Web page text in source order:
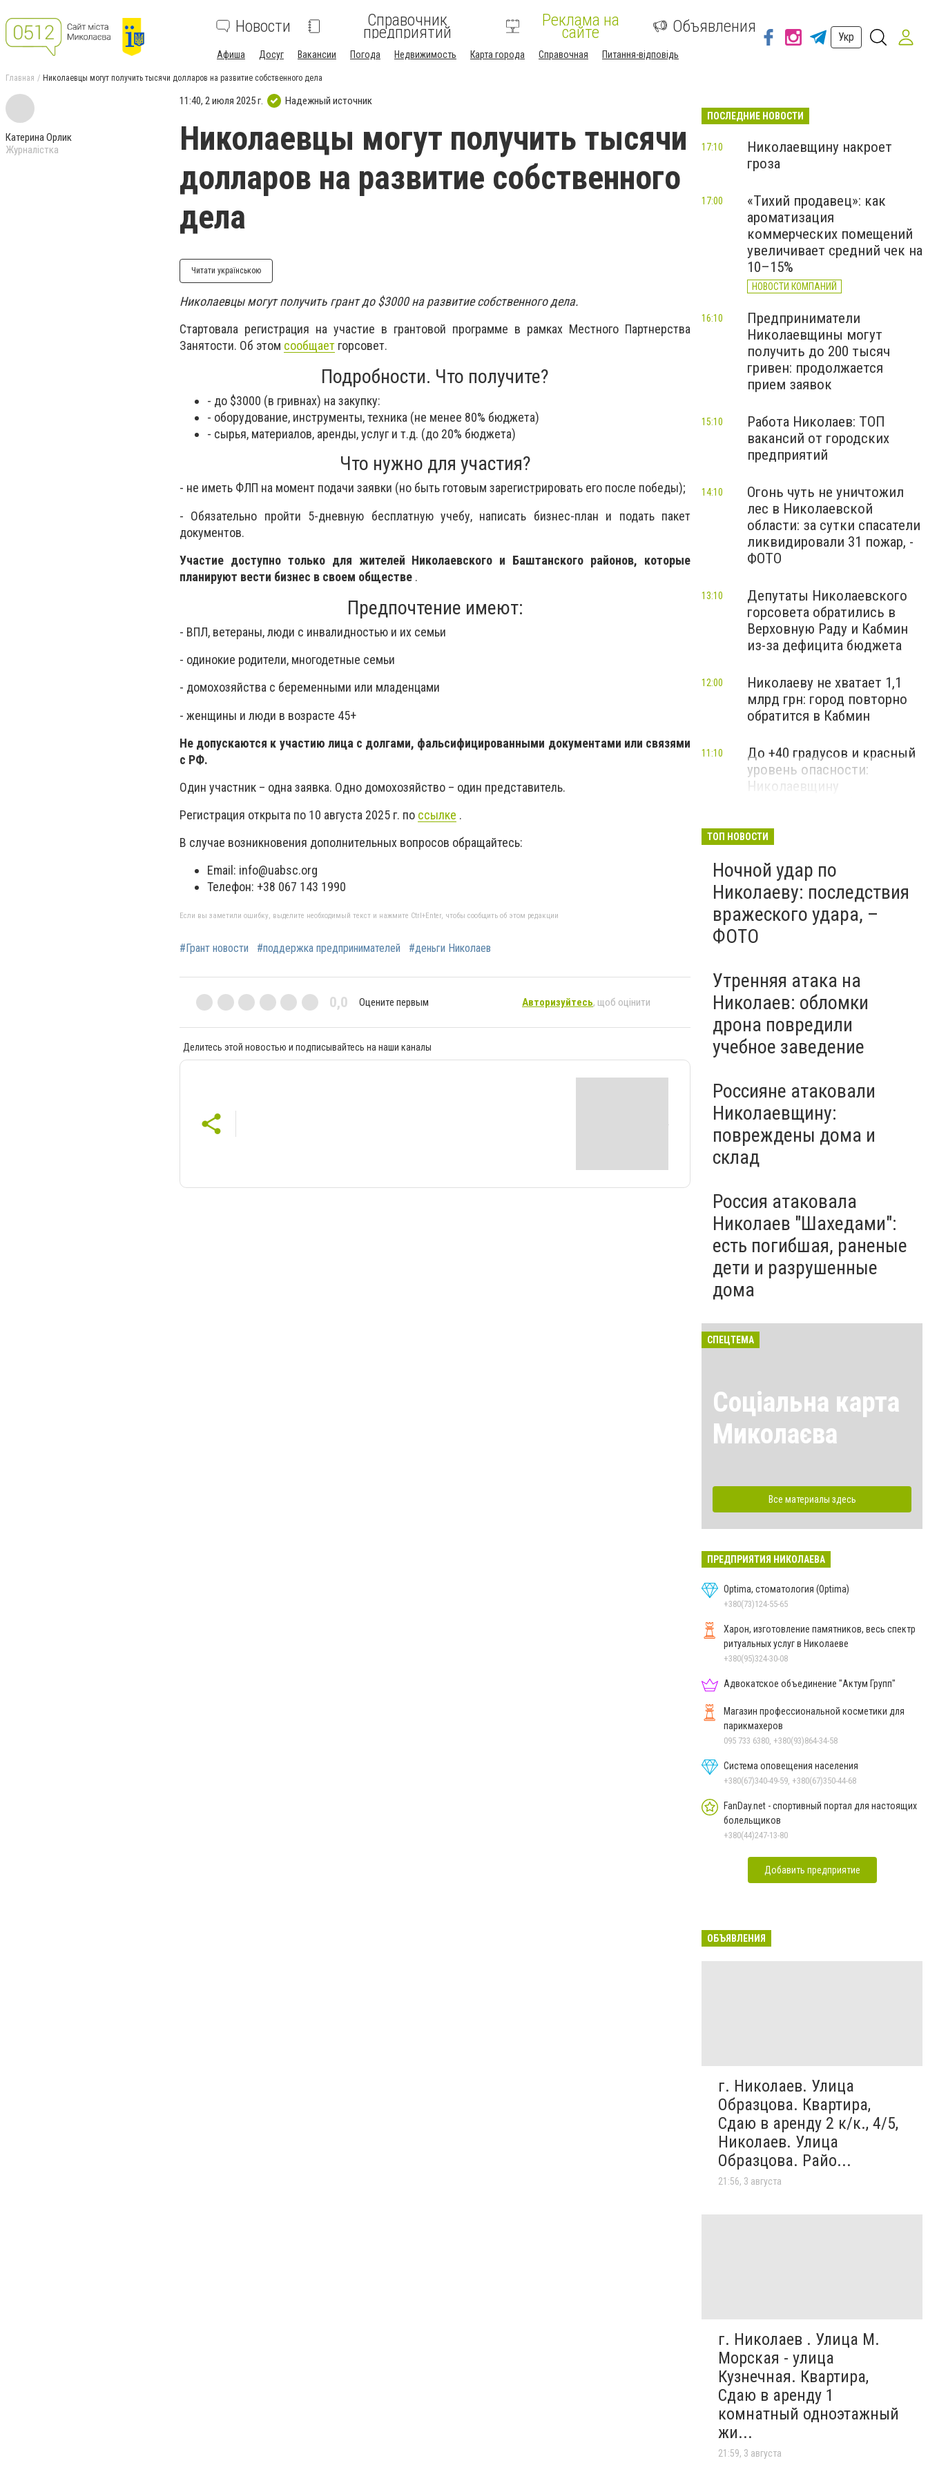
Новости Справочник
предприятий
Реклама на
сайте Объявления
Афиша Досуг Вакансии Погода Недвижимость Карта города Справочная Питання-відповідь
Укр
Главная Николаевцы могут получить тысячи долларов на развитие собственного дела
Катерина Орлик
Журналістка
11:40, 2 июля 2025 г. Надежный источник
Николаевцы могут получить тысячи
долларов на развитие собственного
дела
Читати українською
Николаевцы могут получить грант до $3000 на развитие собственного дела.
Стартовала регистрация на участие в грантовой программе в рамках Местного Партнерства
Занятости. Об этом сообщает горсовет.
Подробности. Что получите?
- до $3000 (в гривнах) на закупку:
- оборудование, инструменты, техника (не менее 80% бюджета)
- сырья, материалов, аренды, услуг и т.д. (до 20% бюджета)
Что нужно для участия?
- не иметь ФЛП на момент подачи заявки (но быть готовым зарегистрировать его после победы);
- Обязательно пройти 5-дневную бесплатную учебу, написать бизнес-план и подать пакет
документов.
Участие доступно только для жителей Николаевского и Баштанского районов, которые
планируют вести бизнес в своем обществе .
Предпочтение имеют:
- ВПЛ, ветераны, люди с инвалидностью и их семьи
- одинокие родители, многодетные семьи
- домохозяйства с беременными или младенцами
- женщины и люди в возрасте 45+
Не допускаются к участию лица с долгами, фальсифицированными документами или связями
с РФ.
Один участник – одна заявка. Одно домохозяйство – один представитель.
Регистрация открыта по 10 августа 2025 г. по ссылке .
В случае возникновения дополнительных вопросов обращайтесь:
Email: info@uabsc.org
Телефон: +38 067 143 1990
Если вы заметили ошибку, выделите необходимый текст и нажмите Ctrl+Enter, чтобы сообщить об этом редакции
#Грант новости #поддержка предпринимателей #деньги Николаев
0,0 Оцените первым Авторизуйтесь, щоб оцінити
Делитесь этой новостью и подписывайтесь на наши каналы
ПОСЛЕДНИЕ НОВОСТИ
Николаевщину накроет
гроза
17:10
«Тихий продавец»: как
ароматизация
коммерческих помещений
увеличивает средний чек на
10–15%
НОВОСТИ КОМПАНИЙ
17:00
Предприниматели
Николаевщины могут
получить до 200 тысяч
гривен: продолжается
прием заявок
16:10
Работа Николаев: ТОП
вакансий от городских
предприятий
15:10
Огонь чуть не уничтожил
лес в Николаевской
области: за сутки спасатели
ликвидировали 31 пожар, -
ФОТО
14:10
Депутаты Николаевского
горсовета обратились в
Верховную Раду и Кабмин
из-за дефицита бюджета
13:10
Николаеву не хватает 1,1
млрд грн: город повторно
обратится в Кабмин
12:00
До +40 градусов и красный
уровень опасности:
Николаевщину
11:10
ТОП НОВОСТИ
Ночной удар по
Николаеву: последствия
вражеского удара, –
ФОТО
Утренняя атака на
Николаев: обломки
дрона повредили
учебное заведение
Россияне атаковали
Николаевщину:
повреждены дома и
склад
Россия атаковала
Николаев "Шахедами":
есть погибшая, раненые
дети и разрушенные
дома
СПЕЦТЕМА
Соціальна карта
Миколаєва
Все материалы здесь
ПРЕДПРИЯТИЯ НИКОЛАЕВА
Optima, стоматология (Optima)
+380(73)124-55-65
Харон, изготовление памятников, весь спектр
ритуальных услуг в Николаеве
+380(95)324-30-08
Адвокатское объединение "Актум Групп"
Магазин профессиональной косметики для
парикмахеров
095 733 6380, +380(93)864-34-58
Система оповещения населения
+380(67)340-49-59, +380(67)350-44-68
FanDay.net - спортивный портал для настоящих
болельщиков
+380(44)247-13-80
Добавить предприятие
ОБЪЯВЛЕНИЯ
г. Николаев. Улица
Образцова. Квартира,
Сдаю в аренду 2 к/к., 4/5,
Николаев. Улица
Образцова. Райо...
21:56, 3 августа
г. Николаев . Улица М.
Морская - улица
Кузнечная. Квартира,
Сдаю в аренду 1
комнатный одноэтажный
жи...
21:59, 3 августа